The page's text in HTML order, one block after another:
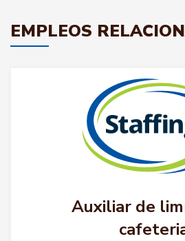
EMPLEOS
Auxiliar de